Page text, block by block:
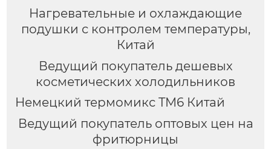
Нагревательные и охлаждающие
подушки с контролем температуры,
Китай
Ведущий покупатель дешевых
косметических холодильников
Немецкий термомикс TM6 Китай
Ведущий покупатель оптовых цен на
фритюрницы